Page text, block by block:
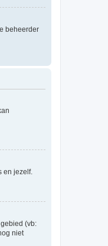
beheerder
en jezelf.
(vb:
niet